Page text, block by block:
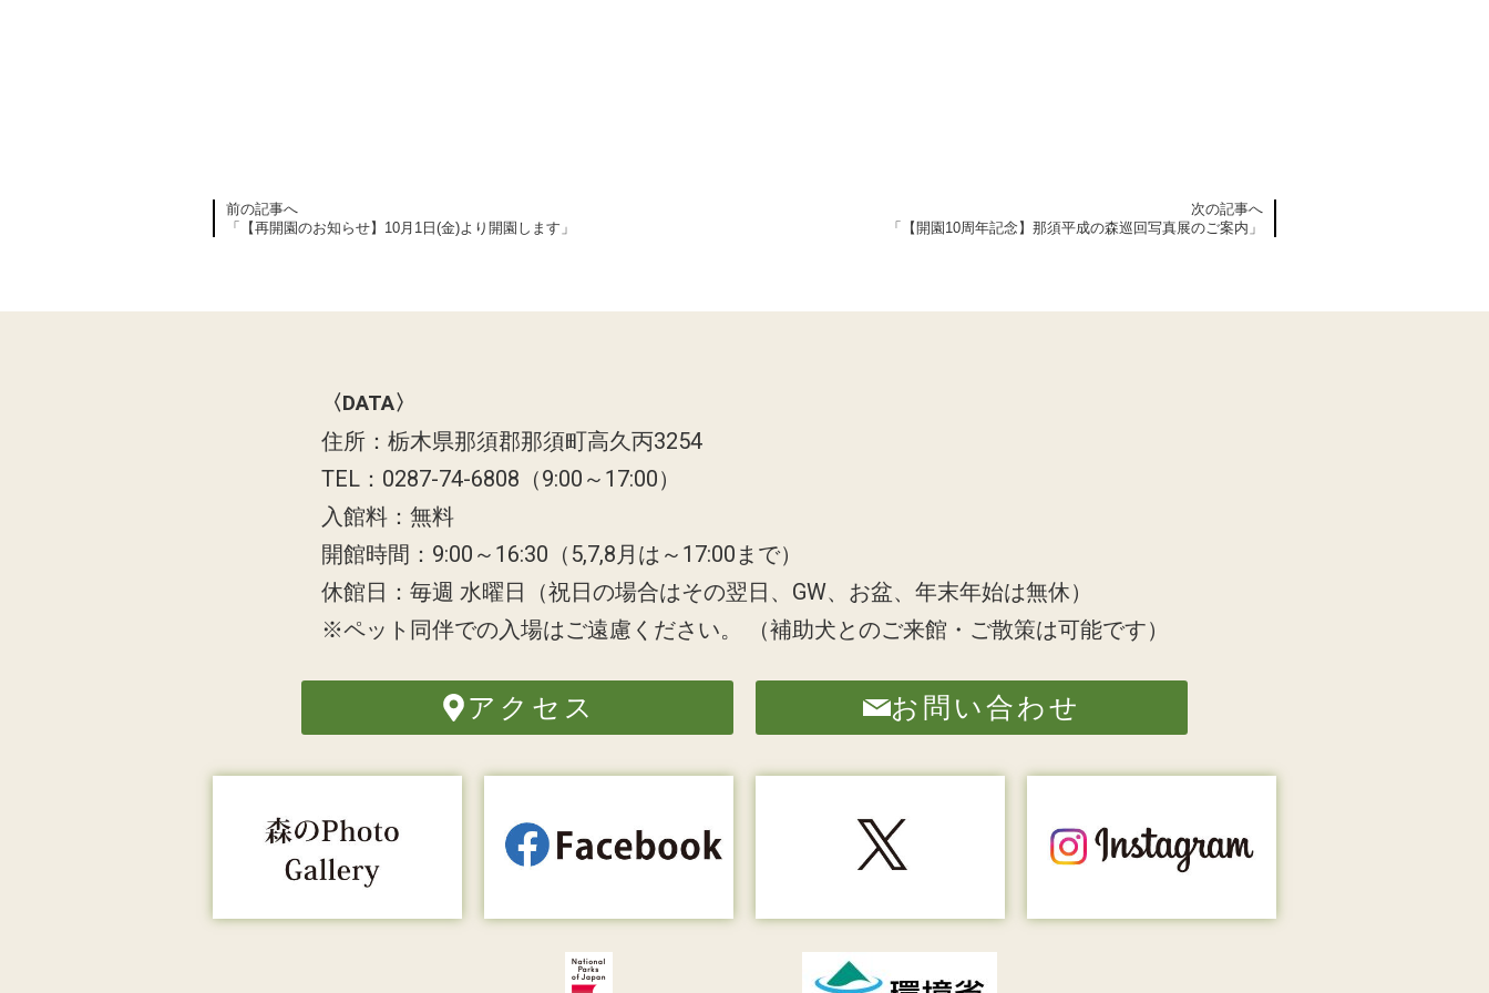
前の記事へ
「【再開園のお知らせ】10月1日(金)より開園します」
次の記事へ
「【開園10周年記念】那須平成の森巡回写真展のご案内」
〈DATA〉
住所：栃木県那須郡那須町高久丙3254
TEL：0287-74-6808（9:00～17:00）
入館料：無料
開館時間：9:00～16:30（5,7,8月は～17:00まで）
休館日：毎週 水曜日（祝日の場合はその翌日、GW、お盆、年末年始は無休）
※ペット同伴での入場はご遠慮ください。
（補助犬とのご来館・ご散策は可能です）
アクセス お問い合わせ